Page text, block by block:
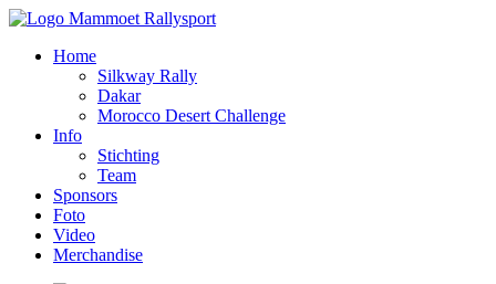
Home
Silkway Rally
Dakar
Morocco Desert Challenge
Info
Stichting
Team
Sponsors
Foto
Video
Merchandise